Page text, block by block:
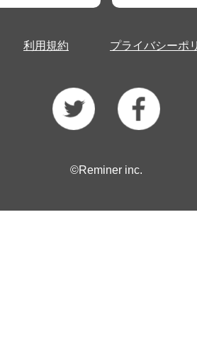
利用規約 プライバシーポ
©Reminer inc.